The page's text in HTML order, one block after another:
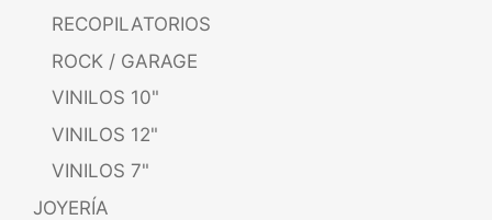
RECOPILATORIOS
ROCK / GARAGE
VINILOS 10"
VINILOS 12"
VINILOS 7"
JOYERÍA